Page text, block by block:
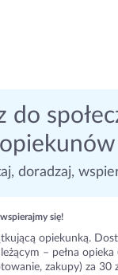
do
opiekunów
doradzaj,
się!
opiekunką.
– pełna opieka
zakupy) za 30